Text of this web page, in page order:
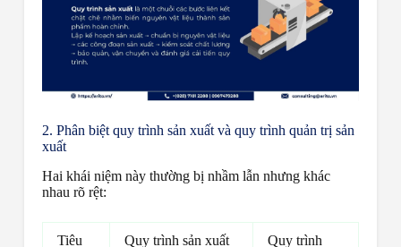
2. Phân biệt quy trình sản xuất và quy trình quản trị sản
xuất
Hai khái niệm này thường bị nhầm lẫn nhưng khác
nhau rõ rệt:
Tiêu
Quy trình sản xuất
Quy trình